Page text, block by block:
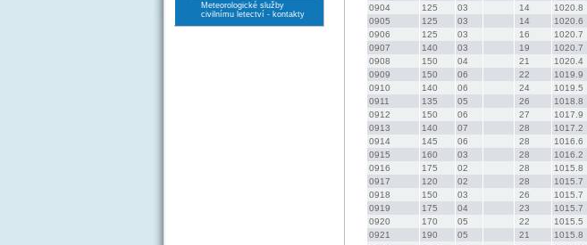
Meteorologické služby
civilnímu letectví - kontakty
0904
125 03 14 1020.8
0905
125 03 14 1020.6
0906
125 03 16 1020.7
0907
140 03 19 1020.7
0908
150 04 21 1020.4
0909
150 06 22 1019.9
0910
140 06 24 1019.5
0911
135 05 26 1018.8
0912
150 06 27 1017.9
0913
140 07 28 1017.2
0914
145 06 28 1016.6
0915
160 03 28 1016.2
0916
175 02 28 1015.8
0917
120 02 28 1015.7
0918
150 03 26 1015.7
0919
175 04 23 1015.7
0920
170 05 22 1015.5
0921
190 05 21 1015.8